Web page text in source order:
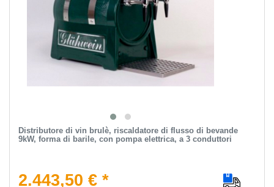
Distributore di vin brulè, riscaldatore di flusso di bevande
9kW, forma di barile, con pompa elettrica, a 3 conduttori
2.443,50 € *